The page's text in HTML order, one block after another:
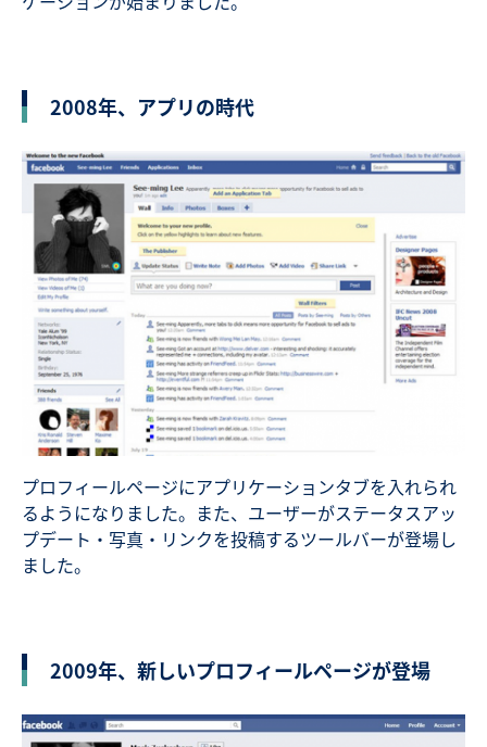
2008年、アプリの時代
プロフィールページにアプリケーションタブを入れられ
るようになりました。また、ユーザーがステータスアッ
プデート・写真・リンクを投稿するツールバーが登場し
ました。
2009年、新しいプロフィールページが登場